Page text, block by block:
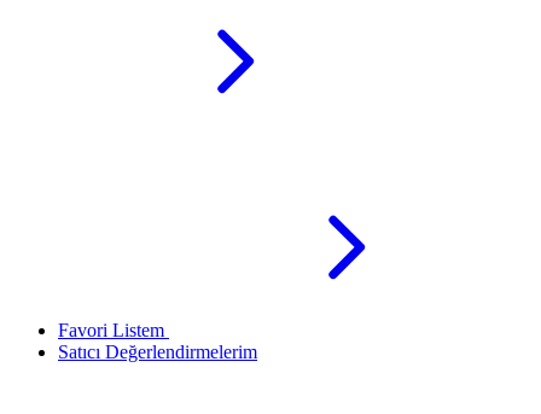
Favori Listem
Satıcı Değerlendirmelerim